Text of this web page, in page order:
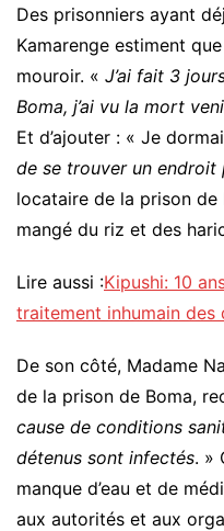
Des prisonniers ayant
Kamarenge estiment
mouroir. « J’ai fait 3
Boma, j’ai vu la mort
Et d’ajouter : « Je
de se trouver un endroit
locataire de la prison de
mangé du riz et des
Lire aussi :Kipushi: 10
traitement inhumain des
De son côté, Madame
de la prison de Boma,
cause de conditions
détenus sont infectés. »
manque d’eau et de
aux autorités et aux